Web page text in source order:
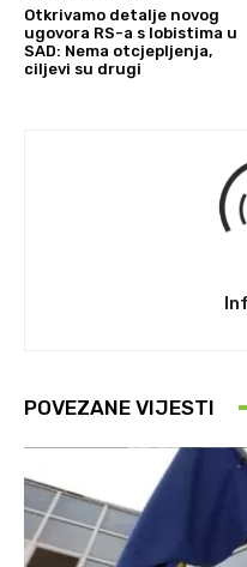
Otkrivamo detalje novog
ugovora RS-a s lobistima u
SAD: Nema otcjepljenja,
ciljevi su drugi
POVEZANE VIJESTI